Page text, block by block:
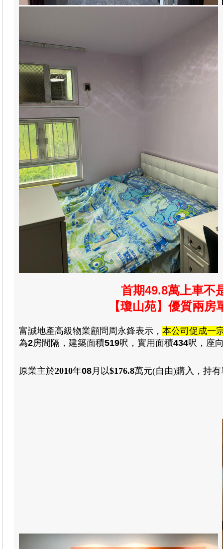
首期49.8萬上車不
【瓊山苑】優質兩
富誠地產高級物業顧問周永鋒表示， 本公司促成一
為2房間隔 ，建築面積519呎， 實用面積434呎 ， 座
原業主於2010年08 月 以$176.8萬元(自由)購入 ， 持有